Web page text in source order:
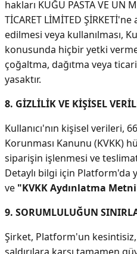
hakları KUĞU PASTA VE UN
TİCARET LİMİTED
edilmesi veya kullanılması,
konusunda hiçbir yetki
çoğaltma, dağıtma veya
yasaktır.
8. GİZLİLİK VE KİŞİSEL
Kullanıcı'nın kişisel verileri,
Korunması Kanunu (KVKK)
siparişin işlenmesi ve
Detaylı bilgi için Platform'da
ve "KVKK Aydınlatma
9. SORUMLULUĞUN
Şirket, Platform'un kesintisiz,